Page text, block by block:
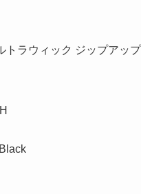
トラウィック ジップアップ